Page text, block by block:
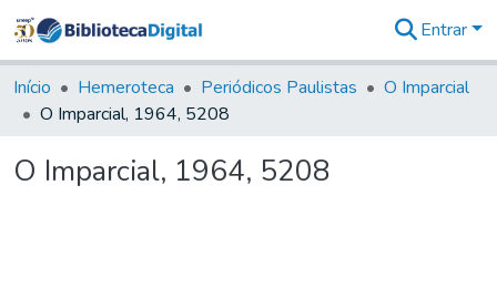
&
Coleções
Tudo na
Digital
Entrar
Início Hemeroteca Periódicos Paulistas
O Imparcial
O Imparcial, 1964, 5208
O Imparcial, 1964, 5208